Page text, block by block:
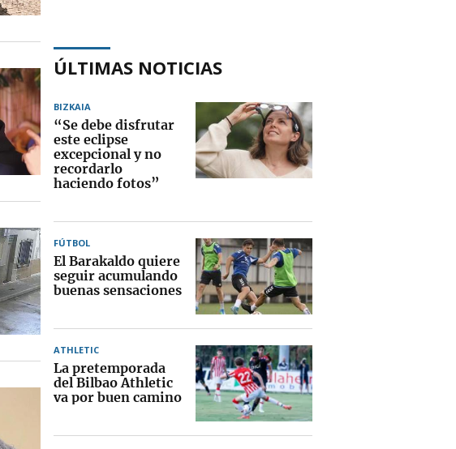
ÚLTIMAS NOTICIAS
BIZKAIA
“Se debe disfrutar
este eclipse
excepcional y no
recordarlo
haciendo fotos”
FÚTBOL
El Barakaldo quiere
seguir acumulando
buenas sensaciones
ATHLETIC
La pretemporada
del Bilbao Athletic
va por buen camino